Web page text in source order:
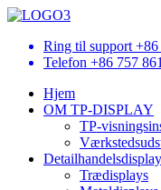
Ring til support +86
Telefon +86 757
Hjem
OM TP-DISPLAY
TP-
Trædisplays